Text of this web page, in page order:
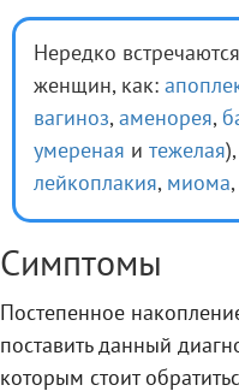
Нередко
женщин, как:
вагиноз, аменорея,
умереная и тежелая),
лейкоплакия, миома,
Симптомы
Постепенное
поставить данный
которым стоит